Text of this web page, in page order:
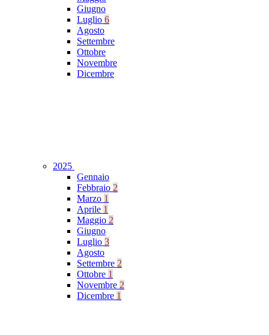
Giugno
Luglio 6
Agosto
Settembre
Ottobre
Novembre
Dicembre
2025
Gennaio
Febbraio 2
Marzo 1
Aprile 1
Maggio 2
Giugno
Luglio 3
Agosto
Settembre 2
Ottobre 1
Novembre 2
Dicembre 1